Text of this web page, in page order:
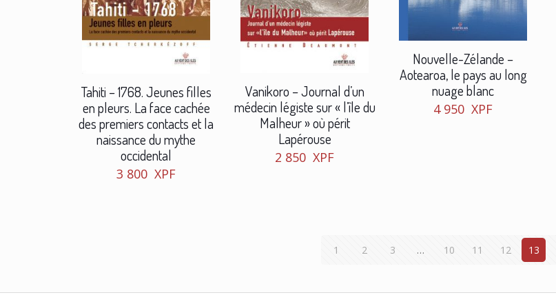
Tahiti – 1768. Jeunes filles
en pleurs. La face cachée
des premiers contacts et la
naissance du mythe
occidental
3 800 XPF
Vanikoro – Journal d’un
médecin légiste sur « l’île du
Malheur » où périt
Lapérouse
2 850 XPF
Nouvelle-Zélande –
Aotearoa, le pays au long
nuage blanc
4 950 XPF
1 2 3 … 10 11 12 13